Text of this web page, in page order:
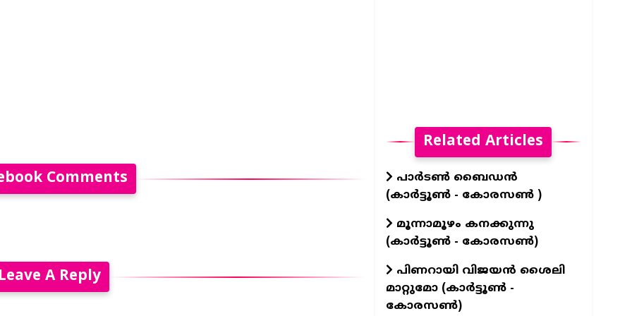
Comments
A Reply
Related Articles
പാർടൺ ബൈഡൻ
(കാർട്ടൂൺ - കോരസൺ )
മൂന്നാമൂഴം കനക്കുന്നു
(കാർട്ടൂൺ - കോരസൺ)
പിണറായി വിജയൻ ശൈലി
മാറ്റുമോ (കാർട്ടൂൺ -
കോരസൺ)